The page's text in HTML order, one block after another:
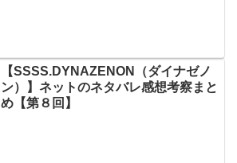
【SSSS.DYNAZENON（ダイナゼノ
ン）】ネットのネタバレ感想考察まと
め【第８回】